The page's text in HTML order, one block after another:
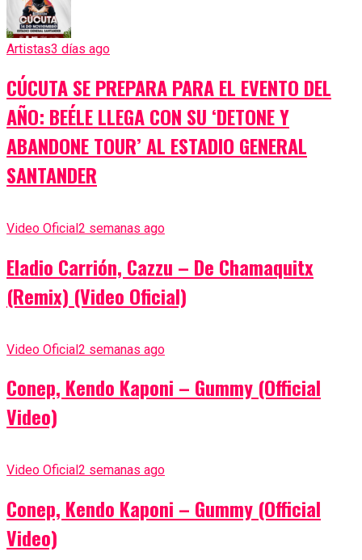
Artistas3 días ago
CÚCUTA SE PREPARA PARA EL EVENTO DEL
AÑO: BEÉLE LLEGA CON SU ‘DETONE Y
ABANDONE TOUR’ AL ESTADIO GENERAL
SANTANDER
Video Oficial2 semanas ago
Eladio Carrión, Cazzu – De Chamaquitx
(Remix) (Video Oficial)
Video Oficial2 semanas ago
Conep, Kendo Kaponi – Gummy (Official
Video)
Video Oficial 2 semanas ago
Conep, Kendo Kaponi – Gummy (Official
Video)